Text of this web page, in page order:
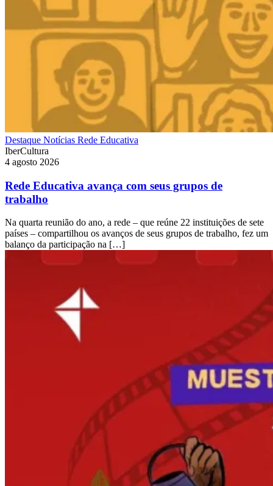
Destaque Notícias Rede Educativa
IberCultura
4 agosto 2026
Rede Educativa avança com seus grupos de
trabalho
Na quarta reunião do ano, a rede – que reúne 22 instituições de sete
países – compartilhou os avanços de seus grupos de trabalho, fez um
balanço da participação na […]